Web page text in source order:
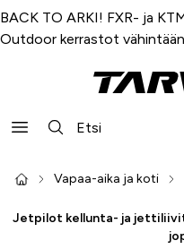
BACK TO ARKI! FXR- ja
Outdoor kerrastot
Vapaa-aika ja koti
Jetpilot kellunta- ja jettiliivit